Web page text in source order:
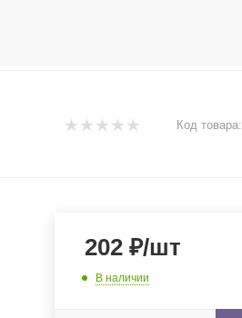
Код товара:
202₽/шт
В наличии